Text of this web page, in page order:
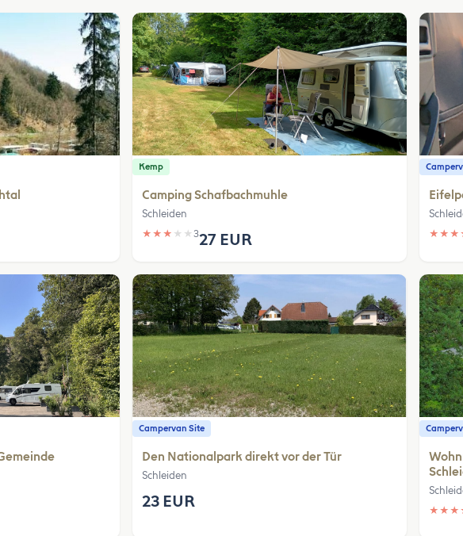
Kemp
Camping Schafbachmuhle
Schleiden
★ ★ ★ ★ ★327 EUR ★ ★ ★
Campervan Site
Den Nationalpark direkt vor der Tür
Schleiden
23 EUR ★ ★ ★